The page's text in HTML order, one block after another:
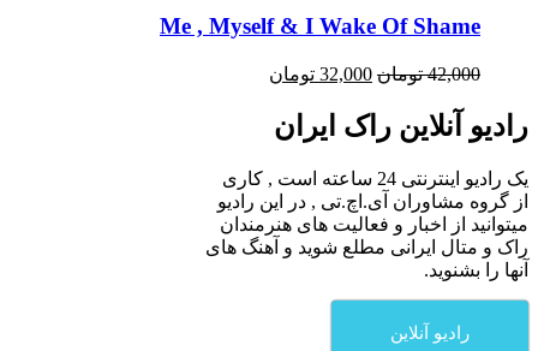
Me , Myself & I Wake Of Shame
42,000 تومان 32,000 تومان
رادیو آنلاین راک ایران
یک رادیو اینترنتی 24 ساعته است , کاری
از گروه مشاوران آی.اچ.تی , در این رادیو
میتوانید از اخبار و فعالیت های هنرمندان
راک و متال ایرانی مطلع شوید و آهنگ های
آنها را بشنوید.
رادیو آنلاین